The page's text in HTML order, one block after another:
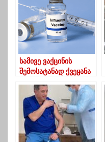
სამივე ვაქცინის
შემოსატანად ქვეყანა
მინისტრო